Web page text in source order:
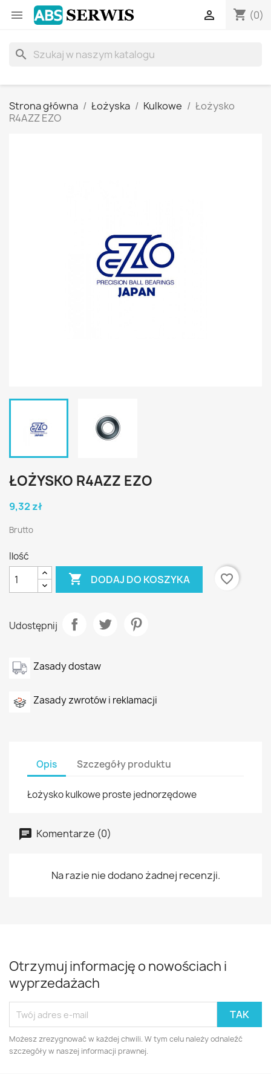
 shopping_cart (0)

search
Strona główna Łożyska Kulkowe
Łożysko
R4AZZ EZO
ŁOŻYSKO R4AZZ EZO
9,32 zł
Brutto
Ilość
 DODAJ DO KOSZYKA favorite_border
Udostępnij
Zasady dostaw
Zasady zwrotów i reklamacji
Opis Szczegóły produktu
Łożysko kulkowe proste jednorzędowe
Komentarze (0)
Na razie nie dodano żadnej recenzji.
Otrzymuj informację o nowościach i
wyprzedażach
Możesz zrezygnować w każdej chwili. W tym celu należy odnaleźć
szczegóły w naszej informacji prawnej.